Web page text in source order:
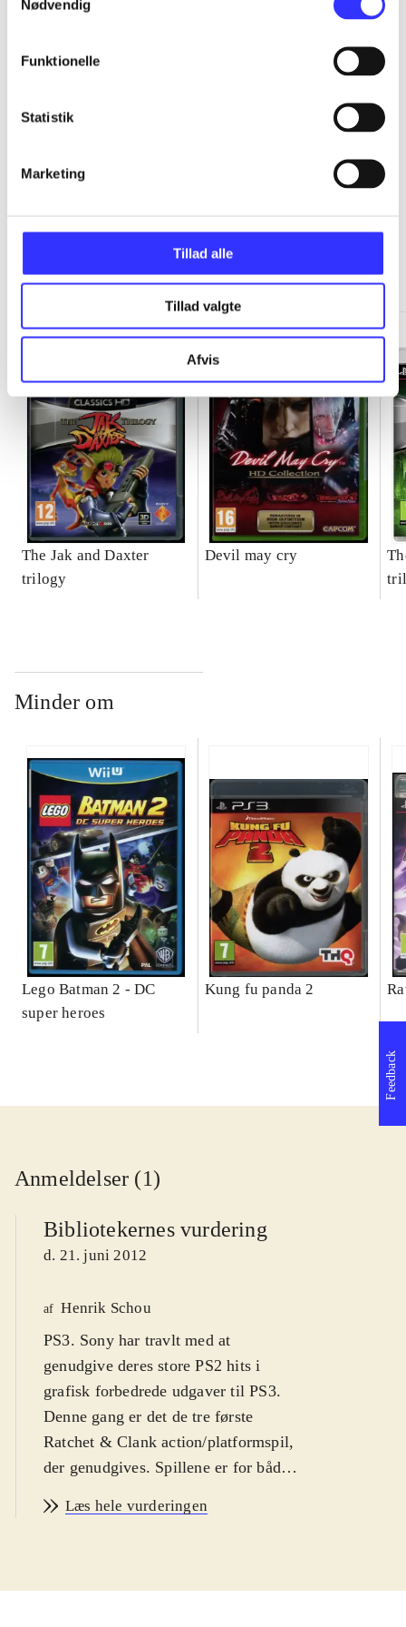
Nødvendig
Funktionelle
Statistik
Marketing
Tillad alle
Tillad valgte
Afvis
Classics HD
Gå til serien
The Jak and Daxter
trilogy
Devil may cry
Minder om
Lego Batman 2 - DC
super heroes
Kung fu panda 2
Anmeldelser (1)
Bibliotekernes vurdering
d. 21. juni 2012
af Henrik Schou
PS3. Sony har travlt med at
genudgive deres store PS2 hits i
grafisk forbedrede udgaver til PS3.
Denne gang er det de tre første
Ratchet & Clank action/platformspil,
der genudgives. Spillene er for både
Sproget er engelsk. PEGI 7
PS2. Spillene er Ratchet & Clank,
Læs hele vurderingen
Feedback